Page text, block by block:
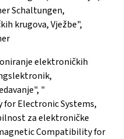
Schaltungen,
krugova, Vježbe",
elektroničkih
"
Electronic Systems,
za elektroničke
Compatibility for